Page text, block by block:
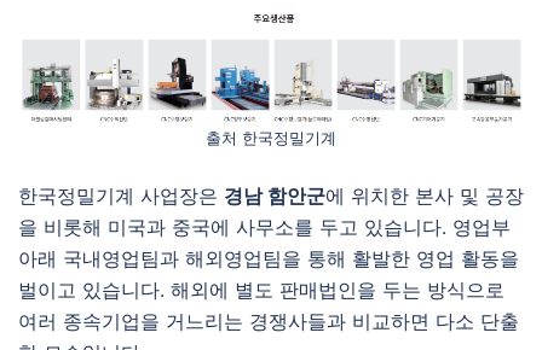
출처 한국정밀기계
한국정밀기계 사업장은 경남 함안군에 위치한 본사 및 공장
을 비롯해 미국과 중국에 사무소를 두고 있습니다. 영업부
아래 국내영업팀과 해외영업팀을 통해 활발한 영업 활동을
벌이고 있습니다. 해외에 별도 판매법인을 두는 방식으로
여러 종속기업을 거느리는 경쟁사들과 비교하면 다소 단출